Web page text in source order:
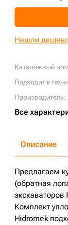
Каталожный
Подходит к
Производитель:
Все
Нашли
Описание
Предлагаем
(обратная
экскаваторов
Комплект
Hidromek